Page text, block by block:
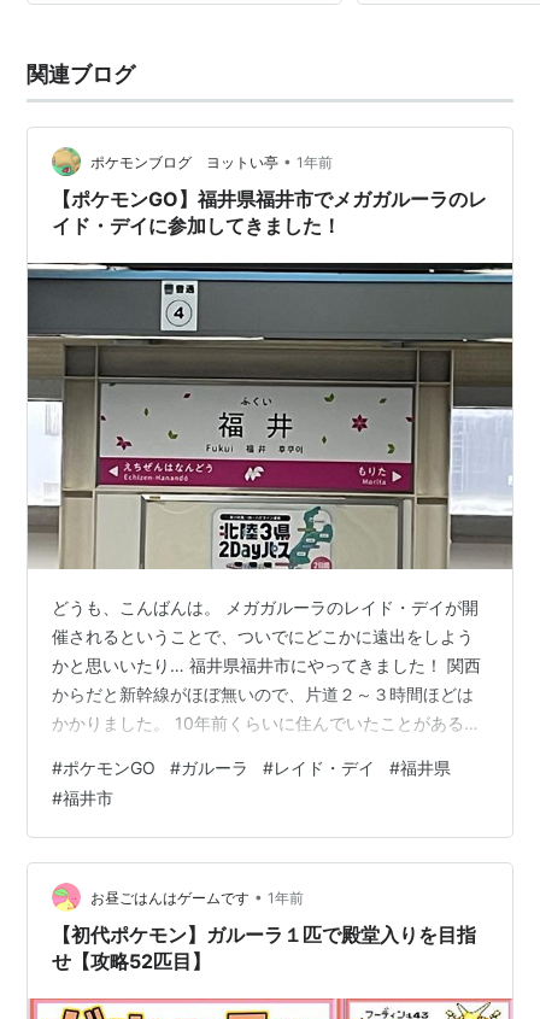
関連ブログ
ポケモンブログ ヨットい亭 • 1年前
【ポケモンGO】福井県福井市でメガガルーラのレ
イド・デイに参加してきました！
どうも、こんばんは。 メガガルーラのレイド・デイが開
催されるということで、ついでにどこかに遠出をしよう
かと思いいたり… 福井県福井市にやってきました！ 関西
からだと新幹線がほぼ無いので、片道２～３時間ほどは
かかりました。 10年前くらいに住んでいたことがあるの
のおかげで活気づいていましたね。 福井駅を降りたら恐
竜がお出迎えしてくれました。 その後は周辺を散策し
て、午後2時からメガガルーラのレイドに参加。 今回は
以下のパーティで挑戦しました。 活気づいていることも
あって、人が集まりやすくて、合計5戦できました。 無
事、メガガルーラの討伐に成功！…
#ポケモンGO #ガルーラ #レイド・デイ #福井県
#福井市
お昼ごはんはゲームです • 1年前
【初代ポケモン】ガルーラ１匹で殿堂入りを目指
せ【攻略52匹目】